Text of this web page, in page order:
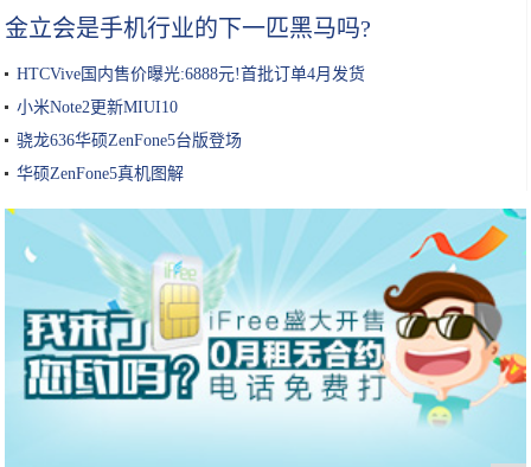
金立会是手机行业的下一匹黑马吗?
HTCVive国内售价曝光:6888元!首批订单4月发货
小米Note2更新MIUI10
骁龙636华硕ZenFone5台版登场
华硕ZenFone5真机图解